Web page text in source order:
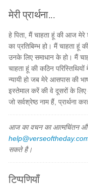
मेरी प्रार्थना...
हे पिता, मैं चाहता हूं की आज
का प्रतिबिम्भ हो। मैं चाहता
उनके लिए समाधान के हो। मैं
चाहता हूं की कठिन
न्यायी हो जब मेरे आसपास की
इस्तेमाल करें की वे दूसरों के
जो सर्वश्रेष्ठ नाम हैं, प्रार्थना
आज का वचन का आत्मचिंतन और
सकते है।
टिप्पणियाँ